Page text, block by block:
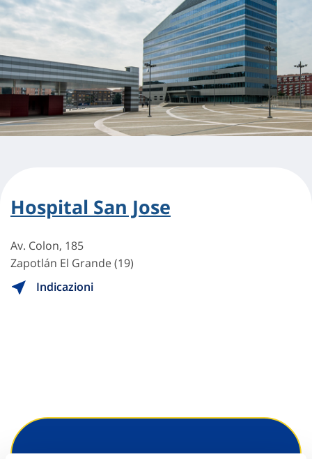
Hospital San Jose
Av. Colon, 185
Zapotlán El Grande (19)
Indicazioni